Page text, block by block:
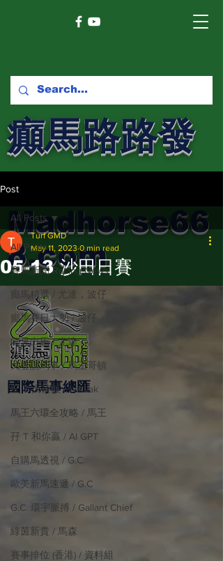
癲馬路路發
馬網
Madhorse66
8.com
國際​馬事總匯
Post
All Posts
賽馬新聞 Racing News
癲馬精選 / 尤達，波仔
癲馬賽日大勢 / 波仔
師兄出馬 / 尤達
戈登說馬事 / 馬王哥頓
三 T 大茶飯 / LakLak
馬王六環全攻略 / 馬王
孖 T 和你贏 / AI GPT
自購馬透視 / G.C.
歐美新馬速遞 / G.C
G.C. 環宇脈搏 / Gallant Chief
綠茵新貴 / 馬森
賽事排位 (香港) / 資料組
All Posts
05-13 沙田日賽
Turf GMD
May 11, 2023 0 min read